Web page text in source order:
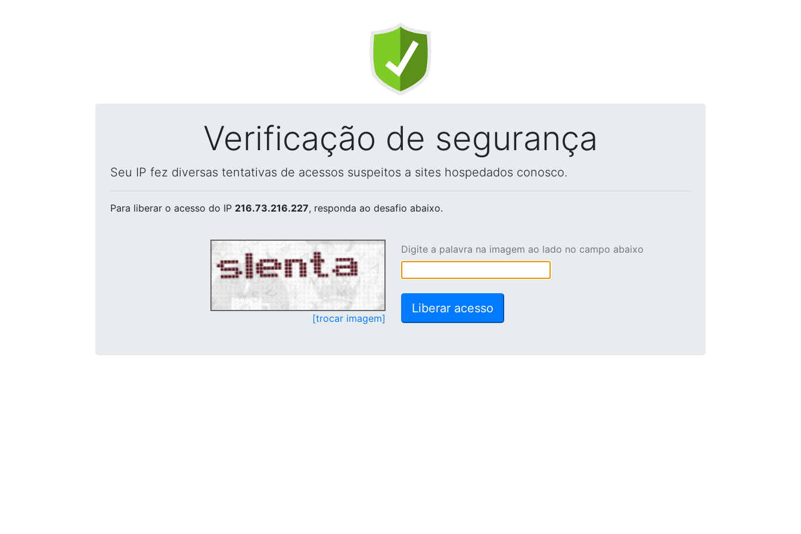
Verificação de segurança
Seu IP fez diversas tentativas de acessos suspeitos a sites hospedados conosco.
Para liberar o acesso do IP 216.73.216.227, responda ao desafio abaixo.
[trocar imagem]
Digite a palavra na imagem ao lado no campo abaixo